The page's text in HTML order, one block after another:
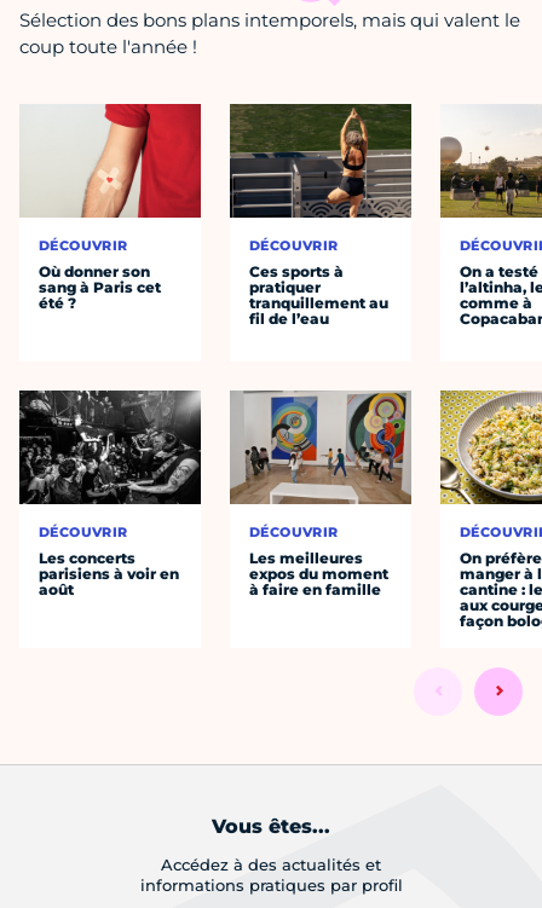
Sélection des bons plans intemporels, mais qui valent le
coup toute l'année !
DÉCOUVRIR
Où donner son
sang à Paris cet
été ?
DÉCOUVRIR
Les concerts
parisiens à voir en
août
DÉCOUVRIR
Ces sports à
pratiquer
tranquillement au
fil de l’eau
DÉCOUVRIR
Les meilleures
expos du moment
à faire en famille
On a testé
l’altinha,
comme à
On préfère
manger à
cantine :
aux
façon
Vous êtes...
Accédez à des actualités et
informations pratiques par profil